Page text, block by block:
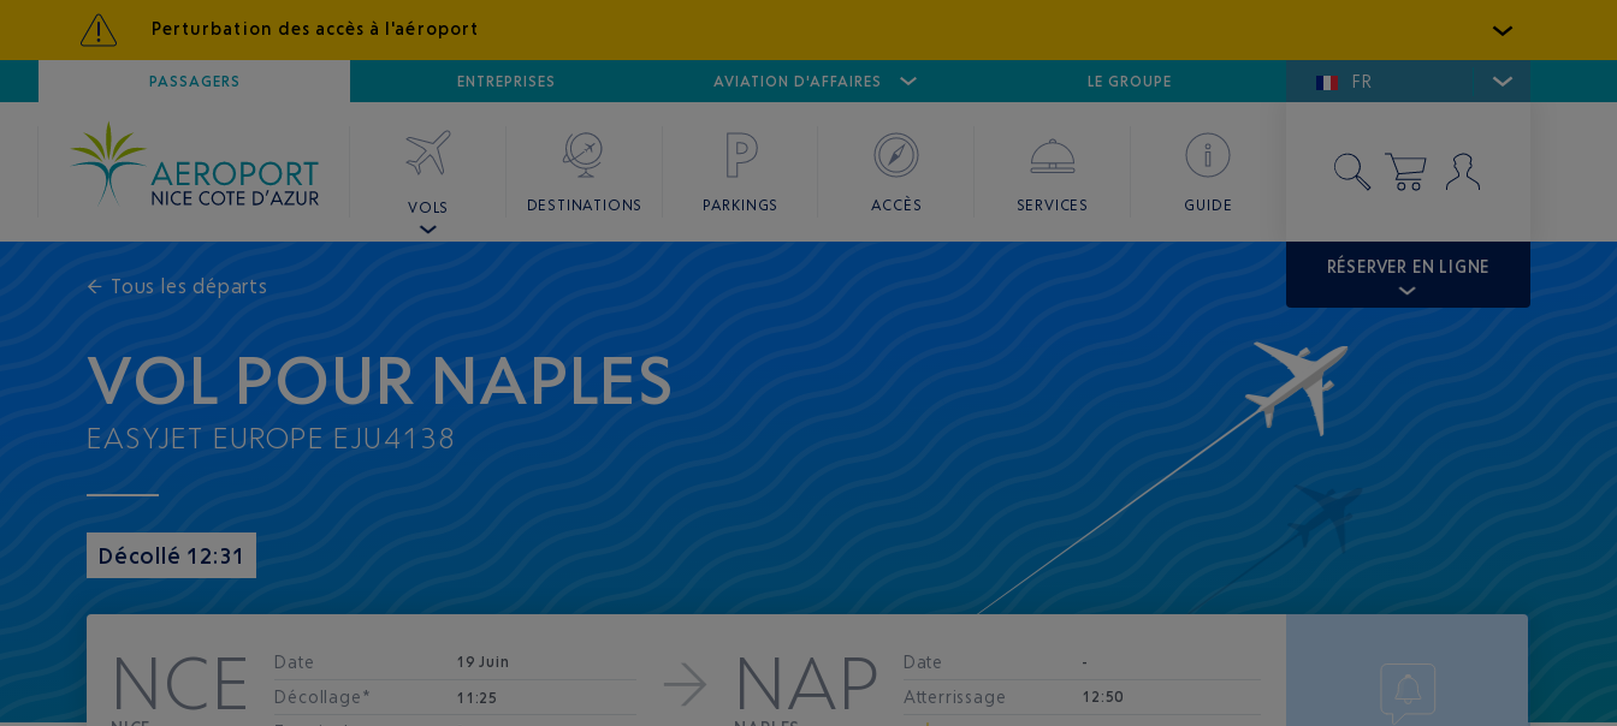
Perturbation des accès à l'aéroport
PASSAGERS ENTREPRISES AVIATION D'AFFAIRES
AÉROPORTNICE CÔTE D'AZUR AÉROPORT CANNES MANDELIEU GOLFE DE SAINT-TROPEZ
LE GROUPE FR
VOLS DESTINATIONS PARKINGS ACCÈS SERVICES GUIDE
RÉSERVER EN LIGNE
← Tous les départs
VOL POUR NAPLES
EASYJET EUROPE EJU4138
Décollé 12:31
NCE Date 19 Juin
Décollage* 11:25 NAP Date -
Atterrissage 12:50